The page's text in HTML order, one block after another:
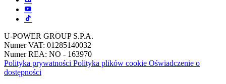
Polityka prywatności Polityka plików cookie Oświadczenie o
dostępności
U-POWER GROUP S.P.A.
Numer VAT: 01285140032
Numer REA: NO - 163970